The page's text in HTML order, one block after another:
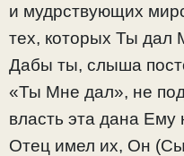
и мудрствующих
тех, которых Ты дал
Дабы ты, слыша
«Ты Мне дал», не
власть эта дана Ему
Отец имел их, Он